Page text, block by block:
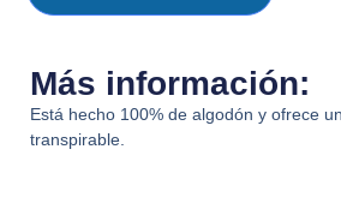
Más información:
Está hecho 100% de algodón y ofrece
transpirable.